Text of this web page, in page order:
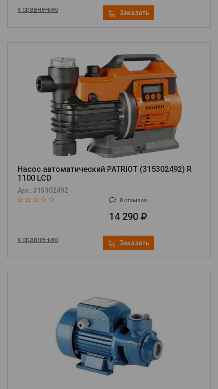
к сравнению Заказать
Насос автоматический PATRIOT (315302492) R
1100 LCD
Арт. 315302492
0 отзывов
14 290
к сравнению Заказать